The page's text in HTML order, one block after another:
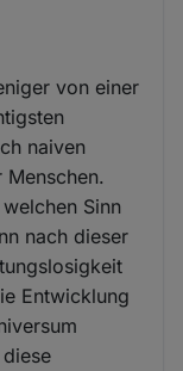
von einer
naiven
Sinn
nach dieser
Entwicklung